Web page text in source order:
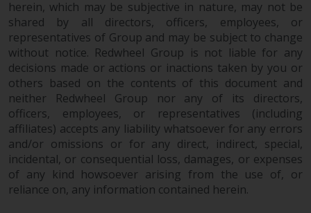
‚Wichtigen Informationen“ bleibt
in vollem Umfang in Kraft und
wirksam.
Copyright
Kein Teil dieser Website darf
ohne die vorherige schriftliche
Genehmigung von Redwheel in
irgendeiner Weise reproduziert
herein, which may be subjective in nature, may not be
shared by all directors, officers, employees, or
representatives of Group and may be subject to change
without notice. Redwheel Group is not liable for any
decisions made or actions or inactions taken by you or
others based on the contents of this document and
neither Redwheel Group nor any of its directors,
officers, employees, or representatives (including
affiliates) accepts any liability whatsoever for any errors
and/or omissions or for any direct, indirect, special,
incidental, or consequential loss, damages, or expenses
of any kind howsoever arising from the use of, or
reliance on, any information contained herein.